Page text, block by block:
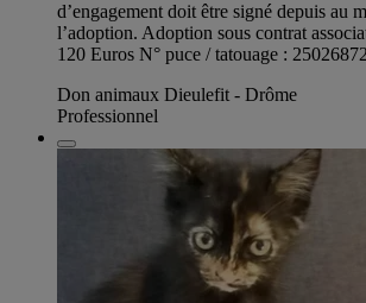
d’engagement doit être signé depuis au
l’adoption. Adoption sous contrat
120 Euros N° puce / tatouage :
Don animaux Dieulefit - Drôme
Professionnel